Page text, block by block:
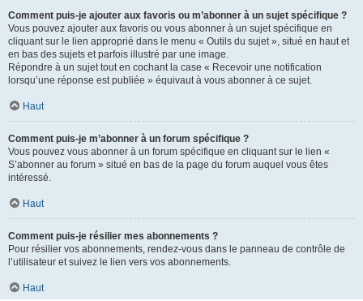
Comment puis-je ajouter aux favoris ou m’abonner à un sujet spécifique ?
Vous pouvez ajouter aux favoris ou vous abonner à un sujet spécifique en
cliquant sur le lien approprié dans le menu « Outils du sujet », situé en haut et
en bas des sujets et parfois illustré par une image.
Répondre à un sujet tout en cochant la case « Recevoir une notification
lorsqu’une réponse est publiée » équivaut à vous abonner à ce sujet.
Haut
Comment puis-je m’abonner à un forum spécifique ?
Vous pouvez vous abonner à un forum spécifique en cliquant sur le lien «
S’abonner au forum » situé en bas de la page du forum auquel vous êtes
intéressé.
Haut
Comment puis-je résilier mes abonnements ?
Pour résilier vos abonnements, rendez-vous dans le panneau de contrôle de
l’utilisateur et suivez le lien vers vos abonnements.
Haut